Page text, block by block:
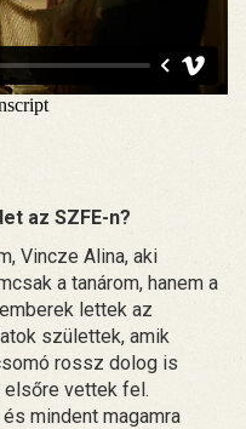
az SZFE-n?
Vincze Alina, aki
a tanárom, hanem a
lettek az
születtek, amik
rossz dolog is
elsőre vettek fel.
mindent magamra